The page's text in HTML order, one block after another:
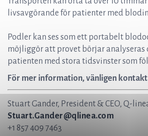
livsavgörande för patienter med
Podler kan ses som ett portabelt
möjliggör att provet börjar
patienten med stora tidsvinster som
För mer information, vänligen
Stuart Gander, President & CEO, Q-
Stuart.Gander@qlinea.com
+1 857 409 7463